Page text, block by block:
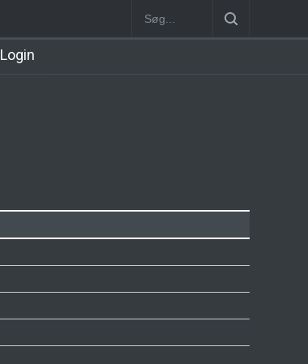
Nørrebro B Station [1886-1930] Nørrebro A Station
Login